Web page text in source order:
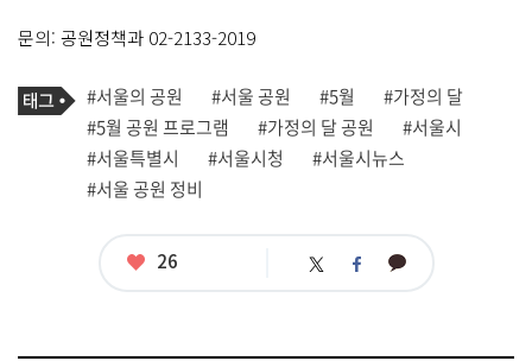
문의: 공원정책과 02-2133-2019
기
사
관
련
태
그
태
그
#서울의 공원 #서울 공원 #5월
#가정의 달
#5월 공원 프로그램
#가정의 달 공원
#서울시
#서울특별시
#서울시청
#서울시뉴스
#서울 공원 정비
좋
26 트 페 카